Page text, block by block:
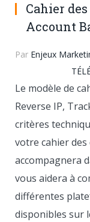
Cahier
Account
Par Enjeux
Le modèle de
Reverse IP,
critères
votre cahier des
accompagnera
vous aidera à
différentes
disponibles sur